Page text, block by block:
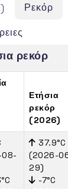
Ρεκόρ
ρεκόρ
Ετήσια
ρεκόρ
(2026)
37.9°C
(2026-
29)
-7°C